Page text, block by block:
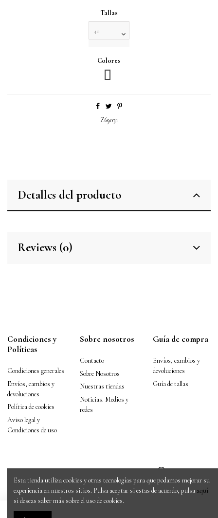
Tallas
Colores
Z69031
Detalles del producto
Reviews (0)
Condiciones y
Políticas
Condiciones generales
Envíos, cambios y
devoluciones
Política de cookies
Aviso legal y
Condiciones de uso
Sobre nosotros
Contacto
Sobre Nosotros
Nuestras tiendas
Noticias. Medios y
redes
Guía de compra
Envíos, cambios y
devoluciones
Guía de tallas
Esta tienda utiliza cookies y otras tecnologías para que podamos mejorar su
experiencia en nuestros sitios. Pulsa aceptar si estas de acuerdo, pulsa aquí
si deseas saber más sobre el uso de cookies.